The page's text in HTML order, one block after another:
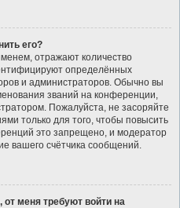
его?
отражают количество
определённых
и администраторов. Обычно вы
званий на конференции,
Пожалуйста, не засоряйте
только для того, чтобы повысить
это запрещено, и модератор
вашего счётчика сообщений.
меня требуют войти на